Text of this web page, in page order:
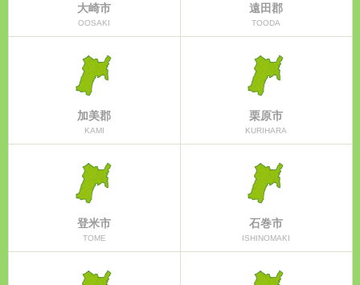
大崎市
OOSAKI
遠田郡
TOODA
加美郡
KAMI
栗原市
KURIHARA
登米市
TOME
石巻市
ISHINOMAKI